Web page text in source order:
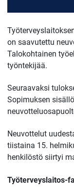
on saavutettu
Talokohtainen
työntekijää.
Seuraavaksi
Sopimuksen
Neuvottelut
tiistaina 15.
henkilöstö siirtyi
Työterveyslaitos-